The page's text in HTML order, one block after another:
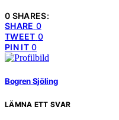
0 SHARES:
SHARE 0
TWEET 0
PIN IT 0
Bogren Sjöling
LÄMNA ETT SVAR